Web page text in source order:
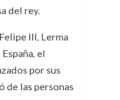
del rey.
III, Lerma
el
por sus
de las personas